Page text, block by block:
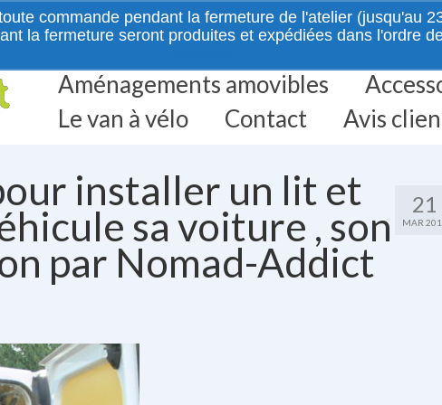
commande pendant la fermeture de l'atelier (jusqu'au
la fermeture seront produites et expédiées dans l'ordre
Aménagements amovibles
Le van à vélo
Contact Avis
21
MAR
installer un lit et
sa voiture , son
par Nomad-Addict